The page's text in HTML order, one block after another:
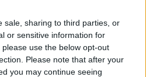
sale, sharing to third parties, or
or sensitive information for
use the below opt-out
Please note that after your
you may continue seeing
στα 49